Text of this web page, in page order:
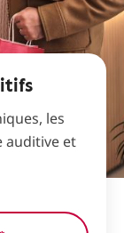
les
auditive et